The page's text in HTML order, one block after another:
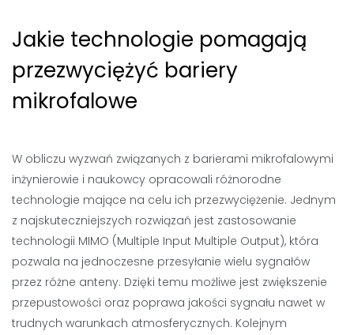
Jakie technologie pomagają
przezwyciężyć bariery
mikrofalowe
W obliczu wyzwań związanych z barierami mikrofalowymi
inżynierowie i naukowcy opracowali różnorodne
technologie mające na celu ich przezwyciężenie. Jednym
z najskuteczniejszych rozwiązań jest zastosowanie
technologii MIMO (Multiple Input Multiple Output), która
pozwala na jednoczesne przesyłanie wielu sygnałów
przez różne anteny. Dzięki temu możliwe jest zwiększenie
przepustowości oraz poprawa jakości sygnału nawet w
trudnych warunkach atmosferycznych. Kolejnym